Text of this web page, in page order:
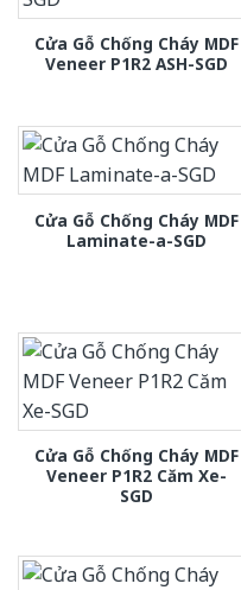
Cửa Gỗ Chống Cháy MDF
Veneer P1R2 ASH-SGD
Cửa Gỗ Chống Cháy MDF
Laminate-a-SGD
Cửa Gỗ Chống Cháy MDF
Veneer P1R2 Căm Xe-
SGD